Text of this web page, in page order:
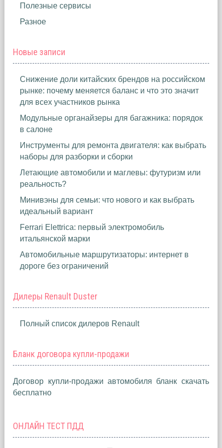
Полезные сервисы
Разное
Новые записи
Снижение доли китайских брендов на российском
рынке: почему меняется баланс и что это значит
для всех участников рынка
Модульные органайзеры для багажника: порядок
в салоне
Инструменты для ремонта двигателя: как выбрать
наборы для разборки и сборки
Летающие автомобили и маглевы: футуризм или
реальность?
Минивэны для семьи: что нового и как выбрать
идеальный вариант
Ferrari Elettrica: первый электромобиль
итальянской марки
Автомобильные маршрутизаторы: интернет в
дороге без ограничений
Дилеры Renault Duster
Полный список дилеров Renault
Бланк договора купли-продажи
Договор купли-продажи автомобиля бланк скачать
бесплатно
ОНЛАЙН ТЕСТ ПДД